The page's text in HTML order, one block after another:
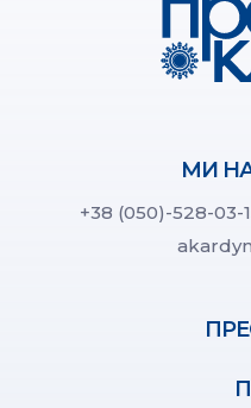
МИ НА
+38 (050)-528-03-